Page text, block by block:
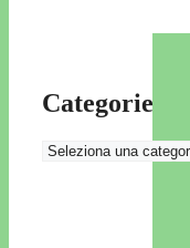
Categorie
Categorie